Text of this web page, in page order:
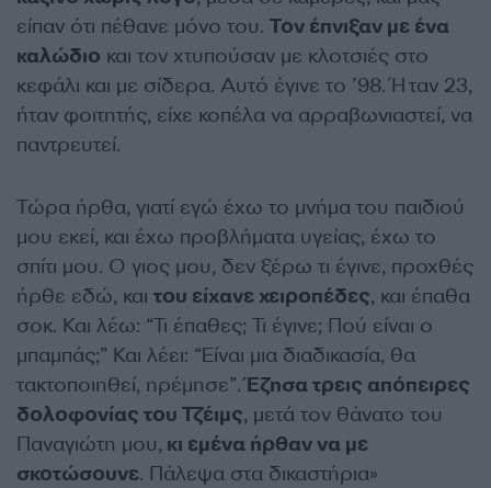
είπαν ότι πέθανε μόνο του. Τον έπνιξαν με ένα
καλώδιο και τον χτυπούσαν με κλοτσιές στο
κεφάλι και με σίδερα. Αυτό έγινε το ’98. Ήταν 23,
ήταν φοιτητής, είχε κοπέλα να αρραβωνιαστεί, να
παντρευτεί.
Τώρα ήρθα, γιατί εγώ έχω το μνήμα του παιδιού
μου εκεί, και έχω προβλήματα υγείας, έχω το
σπίτι μου. Ο γιος μου, δεν ξέρω τι έγινε, προχθές
ήρθε εδώ, και του είχανε χειροπέδες, και έπαθα
σοκ. Και λέω: “Τι έπαθες; Τι έγινε; Πού είναι ο
μπαμπάς;” Και λέει: “Είναι μια διαδικασία, θα
τακτοποιηθεί, ηρέμησε”.Έζησα τρεις απόπειρες
δολοφονίας του Τζέιμς, μετά τον θάνατο του
Παναγιώτη μου, κι εμένα ήρθαν να με
σκοτώσουνε. Πάλεψα στα δικαστήρια»